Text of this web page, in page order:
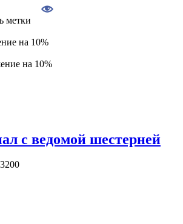
метки
на 10%
на 10%
с ведомой шестерней